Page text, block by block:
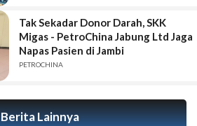
Tak Sekadar Donor Darah, SKK
Migas - PetroChina Jabung Ltd Jaga
Napas Pasien di Jambi
PETROCHINA
Berita Lainnya